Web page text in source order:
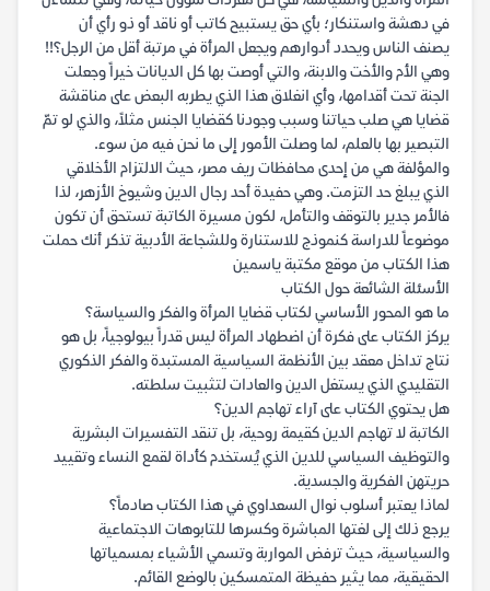
في دهشة واستنكار؛ بأي حق يستبيح كاتب أو ناقد أو ذو رأي أن
يصنف الناس ويحدد أدوارهم ويجعل المرأة في مرتبة أقل من الرجل؟!!
وهي الأم والأخت والابنة، والتي أوصت بها كل الديانات خيراً وجعلت
الجنة تحت أقدامها، وأي انغلاق هذا الذي يطربه البعض على مناقشة
قضايا هي صلب حياتنا وسبب وجودنا كقضايا الجنس مثلاً، والذي لو تمّ
التبصير بها بالعلم، لما وصلت الأمور إلى ما نحن فيه من سوء.
والمؤلفة هي من إحدى محافظات ريف مصر، حيث الالتزام الأخلاقي
الذي يبلغ حد التزمت. وهي حفيدة أحد رجال الدين وشيوخ الأزهر، لذا
فالأمر جدير بالتوقف والتأمل، لكون مسيرة الكاتبة تستحق أن تكون
موضوعاً للدراسة كنموذج للاستنارة وللشجاعة الأدبية تذكر أنك حملت
هذا الكتاب من موقع مكتبة ياسمين
الأسئلة الشائعة حول الكتاب
ما هو المحور الأساسي لكتاب قضايا المرأة والفكر والسياسة؟
يركز الكتاب على فكرة أن اضطهاد المرأة ليس قدراً بيولوجياً، بل هو
نتاج تداخل معقد بين الأنظمة السياسية المستبدة والفكر الذكوري
التقليدي الذي يستغل الدين والعادات لتثبيت سلطته.
هل يحتوي الكتاب على آراء تهاجم الدين؟
الكاتبة لا تهاجم الدين كقيمة روحية، بل تنقد التفسيرات البشرية
والتوظيف السياسي للدين الذي يُستخدم كأداة لقمع النساء وتقييد
حريتهن الفكرية والجسدية.
لماذا يعتبر أسلوب نوال السعداوي في هذا الكتاب صادماً؟
يرجع ذلك إلى لغتها المباشرة وكسرها للتابوهات الاجتماعية
والسياسية، حيث ترفض المواربة وتسمي الأشياء بمسمياتها
الحقيقية، مما يثير حفيظة المتمسكين بالوضع القائم.